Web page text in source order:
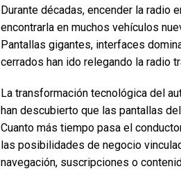
Durante décadas, encender la radio
encontrarla en muchos vehículos
Pantallas gigantes, interfaces
cerrados han ido relegando la radio
La transformación tecnológica del
han descubierto que las pantallas
Cuanto más tiempo pasa el
las posibilidades de negocio
navegación, suscripciones o